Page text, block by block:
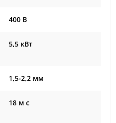
400 B
5,5 кВт
1,5-2,2 мм
18 м с